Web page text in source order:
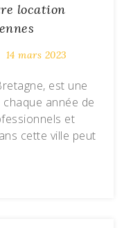
location
14 mars 2023
est une
année de
et
cette ville peut